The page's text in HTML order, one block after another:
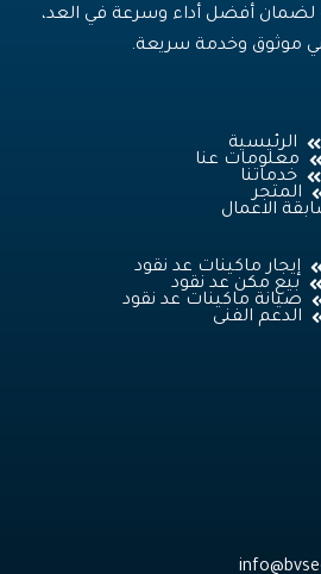
لضمان أفضل أداء وسرعة في العد،
موثوق وخدمة سريعة.
الرئيسية
معلومات عنا
خدماتنا
المتجر
الاعمال
إيجار ماكينات عد نقود
بيع مكن عد نقود
صيانة ماكينات عد نقود
الدعم الفنى